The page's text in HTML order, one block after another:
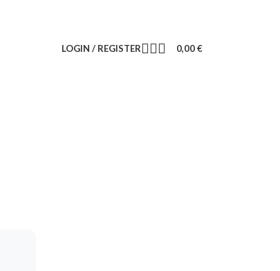
LOGIN / REGISTER 0,00€